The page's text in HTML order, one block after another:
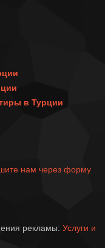
в Турции
нам через форму
рекламы: Услуги и